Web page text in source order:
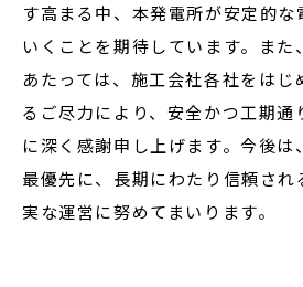
す高まる中、本発電所が安定的
いくことを期待しています。また
あたっては、施工会社各社をは
るご尽力により、安全かつ工期通
に深く感謝申し上げます。今後は
最優先に、長期にわたり信頼され
実な運営に努めてまいります。